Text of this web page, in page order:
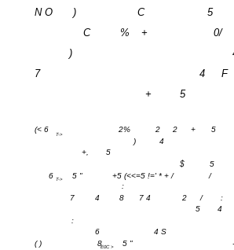
N O
) C 5
C
% + 0/
)
7
4
F
+
5
(< 6
T->
2% 2 2 + 5
)
4
+,
5
$
5
6 T-> 5 " +5 (<<=5 !=' * + / /
:
7
4 8 7 4 2 / :
5
4
:
6
4 S
( )
8E0C > 5 " -